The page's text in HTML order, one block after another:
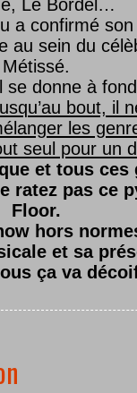
Le Bordel…
a confirmé son
au sein du
Métissé.
se donne à
bout, il
les
seul pour un
et tous ces
ratez pas ce
Floor.
hors
et sa
ça va